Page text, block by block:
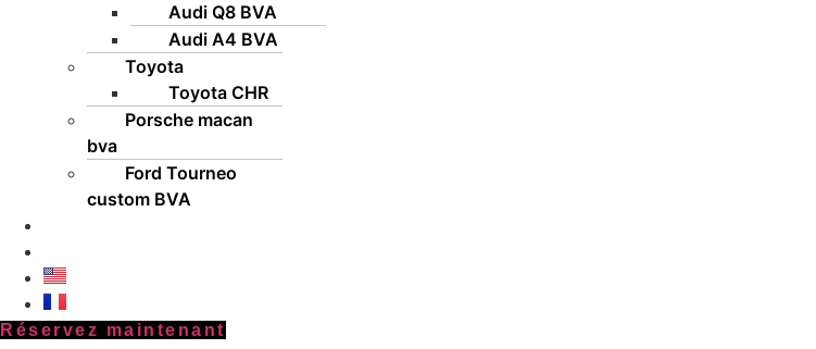
Audi Q8 BVA
Audi A4 BVA
Toyota
Toyota CHR
Porsche macan
bva
Ford Tourneo
custom BVA
Réservez maintenant